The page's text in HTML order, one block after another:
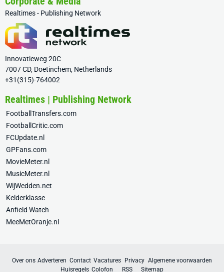
Realtimes - Publishing Network
Innovatieweg 20C
7007 CD, Doetinchem, Netherlands
+31(315)-764002
Realtimes | Publishing Network
FootballTransfers.com
FootballCritic.com
FCUpdate.nl
GPFans.com
MovieMeter.nl
MusicMeter.nl
WijWedden.net
Kelderklasse
Anfield Watch
MeeMetOranje.nl
Over ons Adverteren Contact Vacatures Privacy Algemene voorwaarden
Huisregels Colofon RSS Sitemap